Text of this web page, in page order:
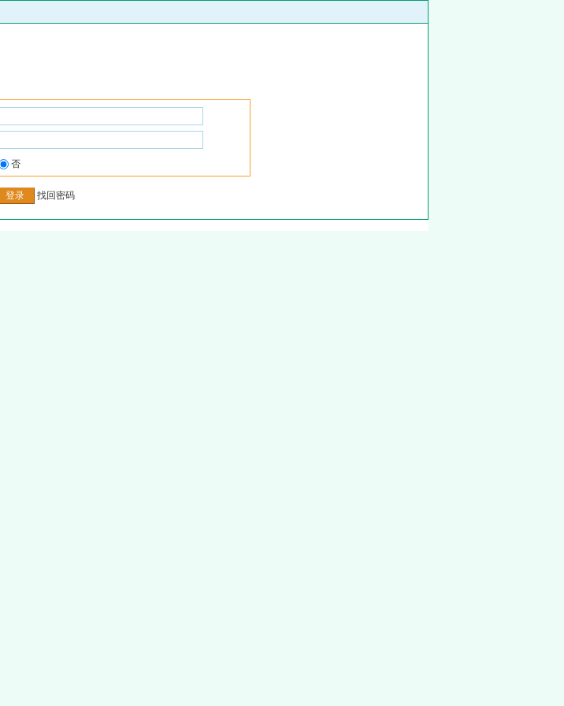
否
找回密码